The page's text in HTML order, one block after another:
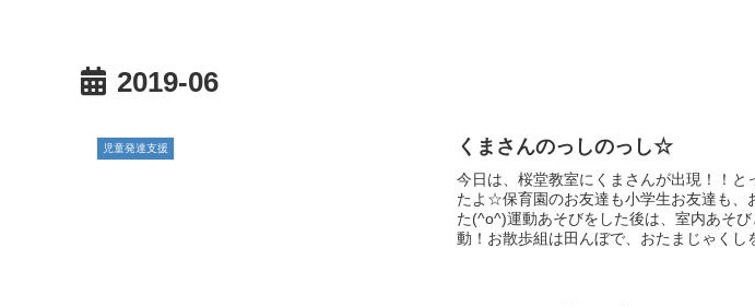
2019-06
児童発達支援 くまさんのっしのっし☆
今日は、桜堂教室にくまさんが出現！！と
たよ☆保育園のお友達も小学生お友達も、
た(^o^)運動あそびをした後は、室内あそ
動！お散歩組は田んぼで、おたまじゃくし